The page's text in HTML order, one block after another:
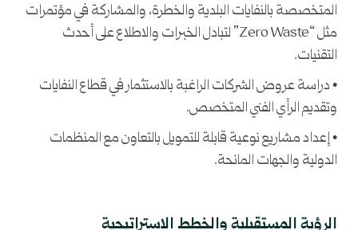
المتخصصة بالنفايات البلدية والخطرة، والمشاركة في مؤتمرات
مثل “Zero Waste” لتبادل الخبرات والاطلاع على أحدث
التقنيات.
• دراسة عروض الشركات الراغبة بالاستثمار في قطاع النفايات
وتقديم الرأي الفني المتخصص.
• إعداد مشاريع نوعية قابلة للتمويل بالتعاون مع المنظمات
الدولية والجهات المانحة.
الرؤية المستقبلية والخطط الاستراتيجية